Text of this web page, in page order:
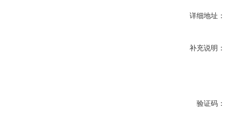
详细地址：
补充说明：
验证码：